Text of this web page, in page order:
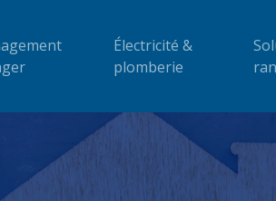
Électricité &
plomberie